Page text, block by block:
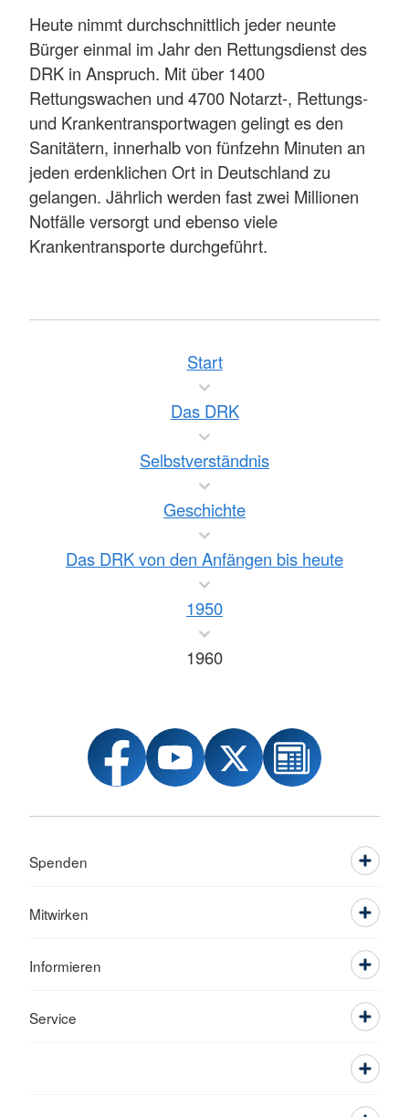
Heute nimmt durchschnittlich jeder neunte
Bürger einmal im Jahr den Rettungsdienst des
DRK in Anspruch. Mit über 1400
Rettungswachen und 4700 Notarzt-, Rettungs-
und Krankentransportwagen gelingt es den
Sanitätern, innerhalb von fünfzehn Minuten an
jeden erdenklichen Ort in Deutschland zu
gelangen. Jährlich werden fast zwei Millionen
Notfälle versorgt und ebenso viele
Krankentransporte durchgeführt.
Start
Das DRK
Selbstverständnis
Geschichte
Das DRK von den Anfängen bis heute
1950
1960
Spenden
Mitwirken
Informieren
Service